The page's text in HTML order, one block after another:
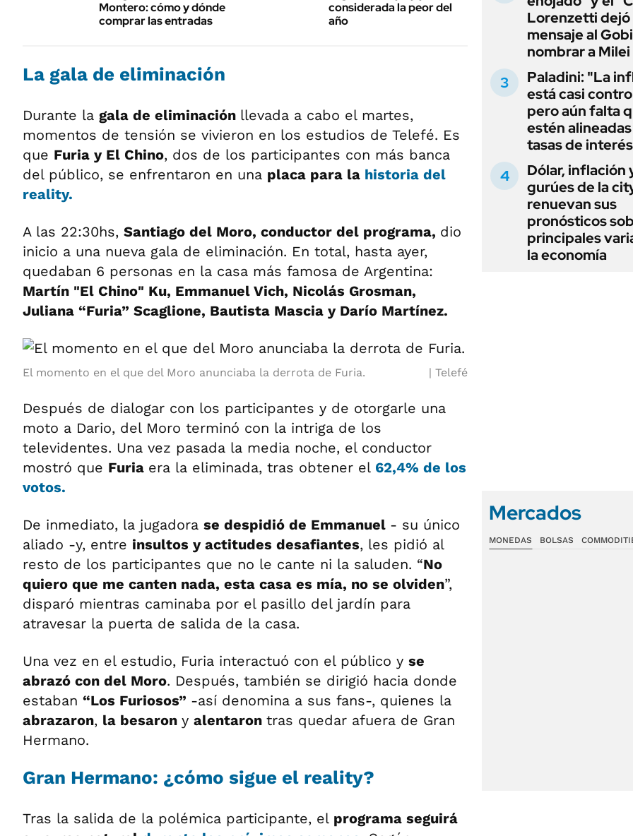
Montero: cómo y dónde
comprar las entradas
considerada la peor del
año
La gala de eliminación
Durante la gala de eliminación llevada a cabo el martes,
momentos de tensión se vivieron en los estudios de Telefé. Es
que Furia y El Chino, dos de los participantes con más banca
del público, se enfrentaron en una placa para la historia del
reality.
A las 22:30hs, Santiago del Moro, conductor del programa, dio
inicio a una nueva gala de eliminación. En total, hasta ayer,
quedaban 6 personas en la casa más famosa de Argentina:
Martín "El Chino" Ku, Emmanuel Vich, Nicolás Grosman,
Juliana “Furia” Scaglione, Bautista Mascia y Darío Martínez.
El momento en el que del Moro anunciaba la derrota de Furia. Telefé
Después de dialogar con los participantes y de otorgarle una
moto a Dario, del Moro terminó con la intriga de los
televidentes. Una vez pasada la media noche, el conductor
mostró que Furia era la eliminada, tras obtener el 62,4% de los
votos.
De inmediato, la jugadora se despidió de Emmanuel - su único
aliado -y, entre insultos y actitudes desafiantes, les pidió al
resto de los participantes que no le cante ni la saluden. “No
quiero que me canten nada, esta casa es mía, no se olviden”,
disparó mientras caminaba por el pasillo del jardín para
atravesar la puerta de salida de la casa.
Una vez en el estudio, Furia interactuó con el público y se
abrazó con del Moro. Después, también se dirigió hacia donde
estaban “Los Furiosos” -así denomina a sus fans-, quienes la
abrazaron, la besaron y alentaron tras quedar afuera de Gran
Hermano.
Gran Hermano: ¿cómo sigue el reality?
Tras la salida de la polémica participante, el programa seguirá
Lorenzetti dejó
mensaje al
nombrar a Milei
Paladini: "La
está casi
pero aún falta
estén
tasas de
Dólar, inflación
gurúes de la
renuevan sus
pronósticos
principales
la economía
Mercados
MONEDAS BOLSAS